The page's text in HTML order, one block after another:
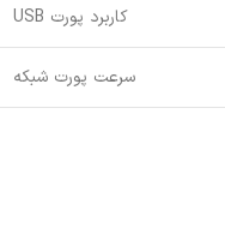
کاربرد پورت USB
سرعت پورت شبکه